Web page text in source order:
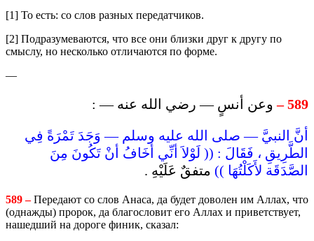
[1] То есть: со слов разных передатчиков.
[2] Подразумеваются, что все они близки друг к другу по
смыслу, но несколько отличаются по форме.
—
589 – وعن أنسٍ — رضي الله عنه — :
أنَّ النبيَّ — صلى الله عليه وسلم — وَجَدَ تَمْرَةً فِي
الطَّرِيقِ ، فَقَالَ : (( لَوْلاَ أنِّي أخَافُ أنْ تَكُونَ مِنَ
الصَّدَقَة لأَكَلْتُهَا )) متفقٌ عَلَيْهِ .
589 –Передают со слов Анаса, да будет доволен им Аллах, что
(однажды) пророк, да благословит его Аллах и приветствует,
нашедший на дороге финик, сказал: